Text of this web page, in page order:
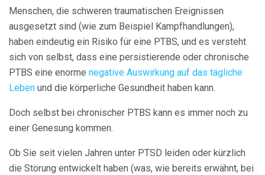
Menschen, die schweren traumatischen Ereignissen
ausgesetzt sind (wie zum Beispiel Kampfhandlungen),
haben eindeutig ein Risiko für eine PTBS, und es versteht
sich von selbst, dass eine persistierende oder chronische
PTBS eine enorme negative Auswirkung auf das tägliche
Leben und die körperliche Gesundheit haben kann.
Doch selbst bei chronischer PTBS kann es immer noch zu
einer Genesung kommen.
Ob Sie seit vielen Jahren unter PTSD leiden oder kürzlich
die Störung entwickelt haben (was, wie bereits erwähnt, bei